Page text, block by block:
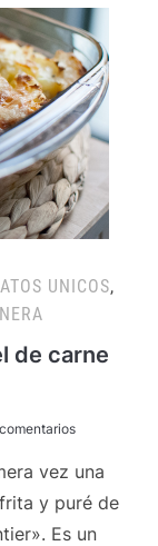
UNICOS,
de carne
vez una
y puré de
Es un